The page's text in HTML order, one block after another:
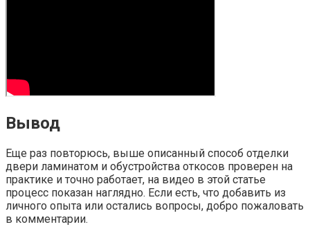
Вывод
Еще раз повторюсь, выше описанный способ отделки
двери ламинатом и обустройства откосов проверен на
практике и точно работает, на видео в этой статье
процесс показан наглядно. Если есть, что добавить из
личного опыта или остались вопросы, добро пожаловать
в комментарии.